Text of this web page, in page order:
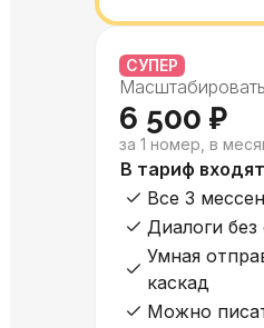
СУПЕР
6 500 ₽
за 1 номер, в
В тариф
Все 3
Диалоги без
Умная
каскад
Можно